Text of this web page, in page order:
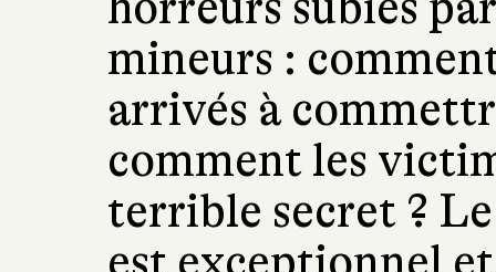
mineurs :
arrivés à
comment les
terrible secret ?